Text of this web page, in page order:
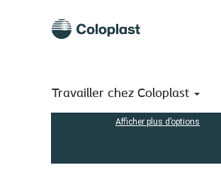
Travailler chez Coloplast
Afficher plus d’options